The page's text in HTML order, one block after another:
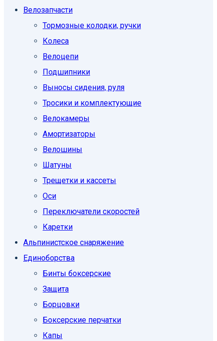
Велозапчасти
Тормозные колодки, ручки
Колеса
Велоцепи
Подшипники
Выносы сидения, руля
Тросики и комплектующие
Велокамеры
Амортизаторы
Велошины
Шатуны
Трещетки и кассеты
Оси
Переключатели скоростей
Каретки
Альпинистское снаряжение
Единоборcтва
Бинты боксерские
Защита
Борцовки
Боксерские перчатки
Капы